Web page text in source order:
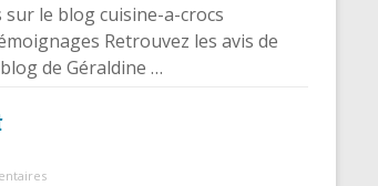
sur le blog cuisine-a-crocs
Retrouvez les avis de
de Géraldine …